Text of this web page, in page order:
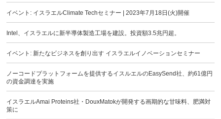
イベント: イスラエルClimate Techセミナー | 2023年7月18日(火)開催
Intel、イスラエルに新半導体製造工場を建設。投資額3.5兆円超。
イベント: 新たなビジネスを創り出す イスラエルイノベーションセミナー
ノーコードプラットフォームを提供するイスルエルのEasySend社、約61億円
の資金調達を実施
イスラエルAmai Proteins社・DouxMatokが開発する画期的な甘味料、肥満対
策に